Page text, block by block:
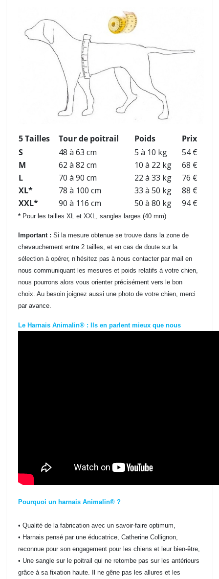
5 Tailles Tour de poitrail Poids
Prix
S
48 à 63 cm 5 à 10 kg
54 €
M
62 à 82 cm 10 à 22 kg
68 €
L
70 à 90 cm 22 à 33 kg
76 €
XL*
78 à 100 cm 33 à 50 kg
88 €
XXL*
90 à 116 cm 50 à 80 kg 94 €
* Pour les tailles XL et XXL, sangles larges (40 mm)
Important : Si la mesure obtenue se trouve dans la zone de
chevauchement entre 2 tailles, et en cas de doute sur la
sélection à opérer, n’hésitez pas à nous contacter par mail en
nous communiquant les mesures et poids relatifs à votre chien,
nous pourrons alors vous orienter précisément vers le bon
choix. Au besoin joignez aussi une photo de votre chien, merci
par avance.
Le Harnais Animalin® : Ils en parlent mieux que nous
Pourquoi un harnais Animalin® ?
• Qualité de la fabrication avec un savoir-faire optimum,
• Harnais pensé par une éducatrice, Catherine Collignon,
reconnue pour son engagement pour les chiens et leur bien-être,
• Une sangle sur le poitrail qui ne retombe pas sur les antérieurs
grâce à sa fixation haute. Il ne gêne pas les allures et les